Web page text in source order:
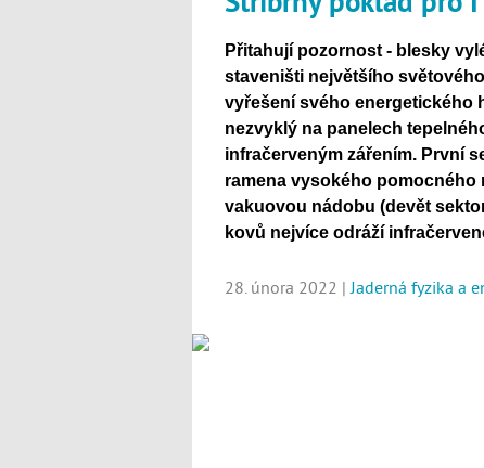
Přitahují pozornost - blesky
staveništi největšího
vyřešení svého energetického
nezvyklý na panelech
infračerveným zářením. První
ramena vysokého pomocného
vakuovou nádobu (devět
kovů nejvíce odráží
28. února 2022 |Jaderná fyzika a